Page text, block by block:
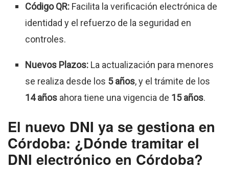
Código QR: Facilita la verificación electrónica de
identidad y el refuerzo de la seguridad en
controles.
Nuevos Plazos: La actualización para menores
se realiza desde los 5 años, y el trámite de los
14 años ahora tiene una vigencia de 15 años.
El nuevo DNI ya se gestiona en
Córdoba: ¿Dónde tramitar el
DNI electrónico en Córdoba?